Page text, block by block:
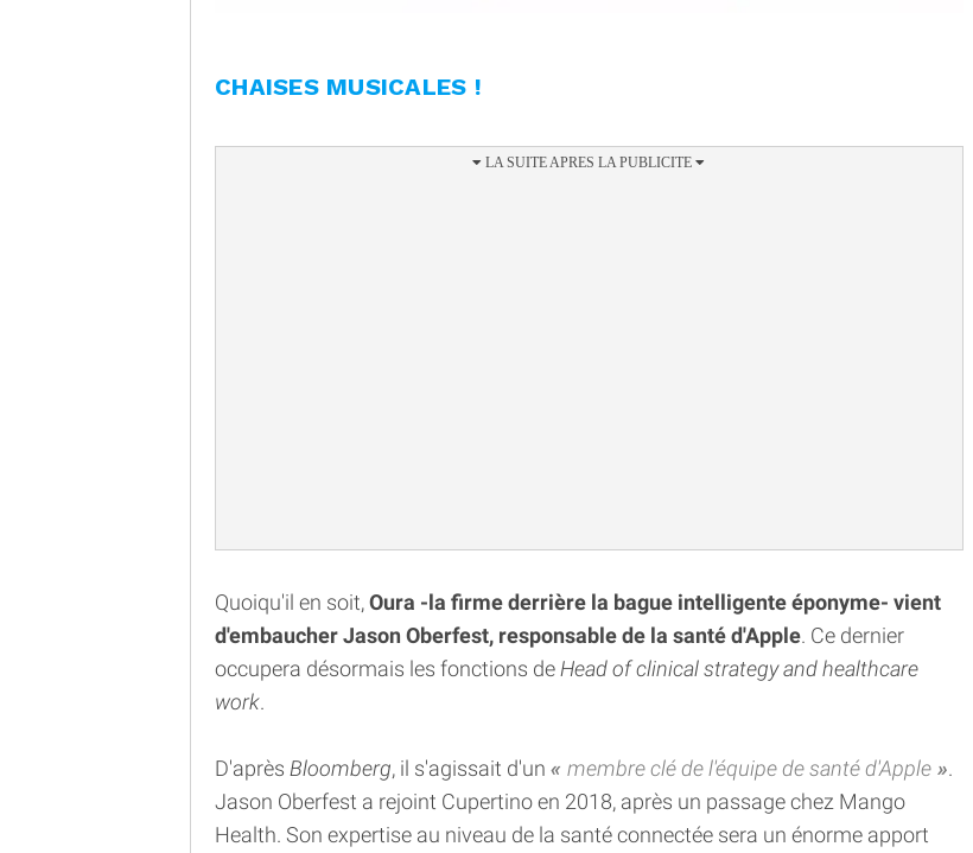
CHAISES MUSICALES !
Quoiqu'il en soit,Oura -la firme derrière la bague intelligente éponyme- vient
d'embaucher Jason Oberfest, responsable de la santé d'Apple. Ce dernier
occupera désormais les fonctions deHead of clinical strategy and healthcare
work.
D'après Bloomberg, il s'agissait d'un membre clé de l'équipe de santé d'Apple
.
Jason Oberfest a rejoint Cupertino en 2018, après un passage chez Mango
Health. Son expertise au niveau de la santé connectée sera un énorme apport